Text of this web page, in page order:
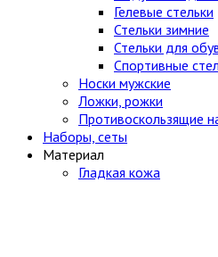
Гелевые стельки
Стельки зимние
Стельки для
Спортивные
Носки мужские
Ложки, рожки
Противоскользящие
Наборы, сеты
Материал
Гладкая кожа